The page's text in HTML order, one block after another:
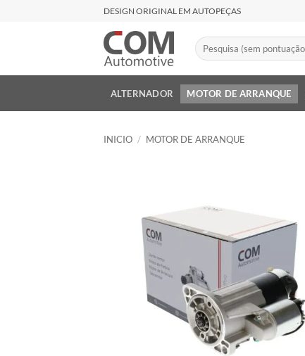
DESIGN ORIGINAL EM AUTOPEÇAS
Buscar
por:
ALTERNADOR MOTOR DE ARRANQUE
INICIO / MOTOR DE ARRANQUE